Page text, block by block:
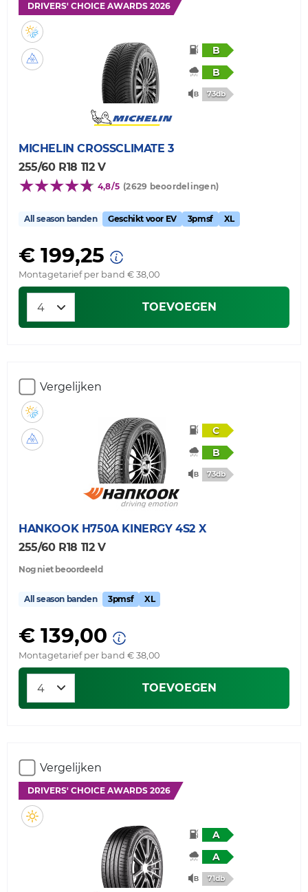
DRIVERS' CHOICE AWARDS 2026
B
B
73db
MICHELIN CROSSCLIMATE 3
255/60 R18 112 V
4,8/5 (2629 beoordelingen)
All season banden Geschikt voor EV 3pmsf XL
€ 199,25
Montagetarief per band € 38,00
TOEVOEGEN
Vergelijken
C
B
73db
HANKOOK H750A KINERGY 4S2 X
255/60 R18 112 V
Nog niet beoordeeld
All season banden 3pmsf XL
€ 139,00
Montagetarief per band € 38,00
TOEVOEGEN
Vergelijken
DRIVERS' CHOICE AWARDS 2026
A
A
71db